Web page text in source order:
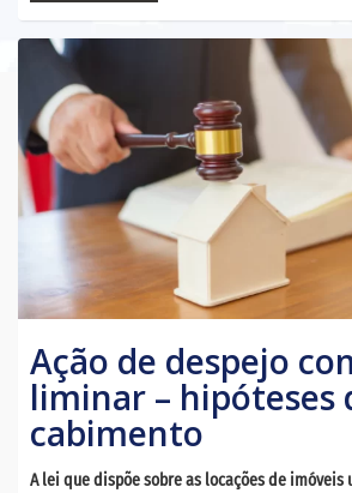
Ação de despejo
liminar – hipóteses
cabimento
A lei que dispõe sobre as locações de imóveis